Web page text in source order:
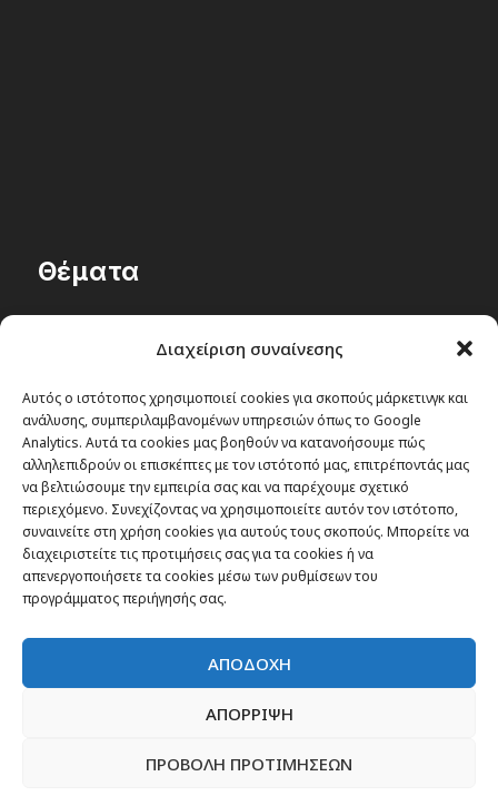
Διαχείριση συναίνεσης
Αυτός ο ιστότοπος χρησιμοποιεί cookies για σκοπούς μάρκετινγκ και
ανάλυσης, συμπεριλαμβανομένων υπηρεσιών όπως το Google
Analytics. Αυτά τα cookies μας βοηθούν να κατανοήσουμε πώς
αλληλεπιδρούν οι επισκέπτες με τον ιστότοπό μας, επιτρέποντάς μας
να βελτιώσουμε την εμπειρία σας και να παρέχουμε σχετικό
περιεχόμενο. Συνεχίζοντας να χρησιμοποιείτε αυτόν τον ιστότοπο,
συναινείτε στη χρήση cookies για αυτούς τους σκοπούς. Μπορείτε να
διαχειριστείτε τις προτιμήσεις σας για τα cookies ή να
απενεργοποιήσετε τα cookies μέσω των ρυθμίσεων του
προγράμματος περιήγησής σας.
ΑΠΟΔΟΧΗ
ΑΠΟΡΡΙΨΗ
ΠΡΟΒΟΛΗ ΠΡΟΤΙΜΗΣΕΩΝ
Θέματα
Passenger στον κόσμο
TRAVEL NEWS
Οργάνωσε το ταξίδι σου
CITY and CULTURE
Newsletter